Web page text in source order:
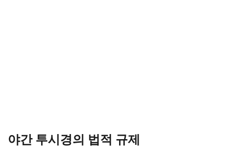
야간 투시경의 법적 규제